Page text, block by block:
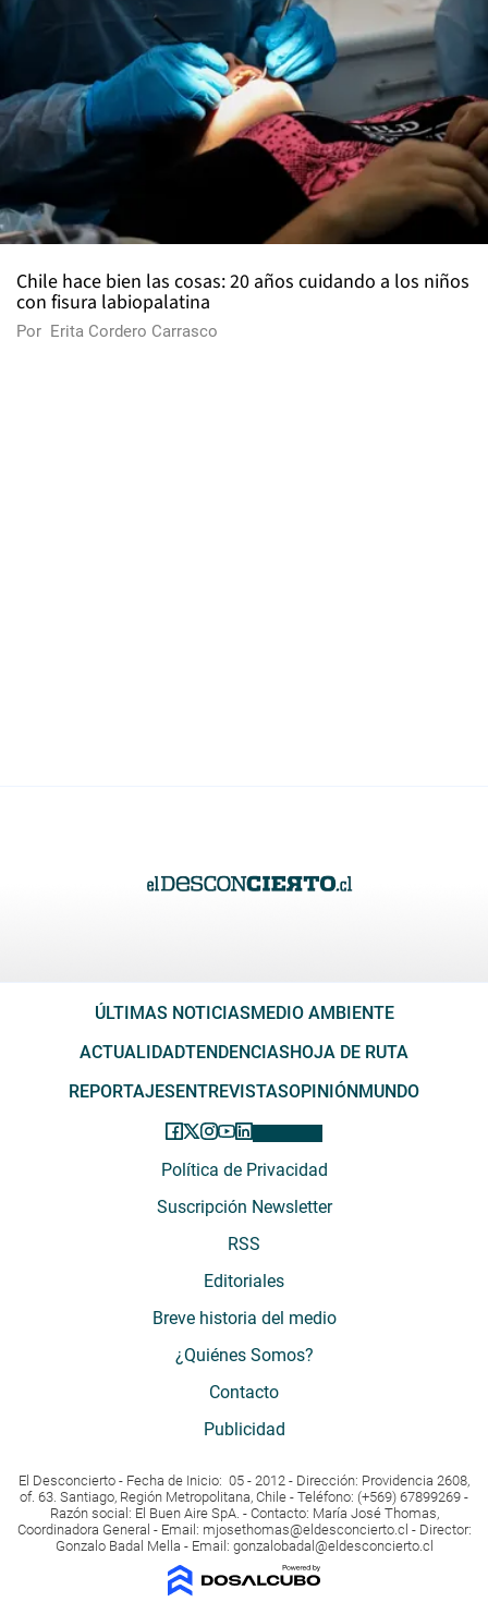
Chile hace bien las cosas: 20 años cuidando a los niños
con fisura labiopalatina
Por Erita Cordero Carrasco
ÚLTIMAS NOTICIASMEDIO AMBIENTE
ACTUALIDADTENDENCIASHOJA DE RUTA
REPORTAJESENTREVISTASOPINIÓNMUNDO
Política de Privacidad
Suscripción Newsletter
RSS
Editoriales
Breve historia del medio
¿Quiénes Somos?
Contacto
Publicidad
El Desconcierto - Fecha de Inicio: 05 - 2012 - Dirección: Providencia 2608,
of. 63. Santiago, Región Metropolitana, Chile - Teléfono: (+569) 67899269 -
Razón social: El Buen Aire SpA. - Contacto: María José Thomas,
Coordinadora General - Email: mjosethomas@eldesconcierto.cl - Director:
Gonzalo Badal Mella - Email: gonzalobadal@eldesconcierto.cl